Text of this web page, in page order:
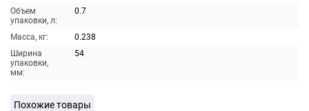
Объем
упаковки, л:
0.7
Масса, кг:
0.238
Ширина
упаковки,
мм:
54
Похожие товары